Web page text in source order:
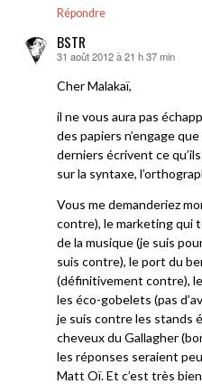
Répondre
BSTR
dit :
31 août 2012 à 21 h 37 min
Cher Malakaï,
il ne vous aura pas
des papiers n’engage
derniers écrivent ce
sur la syntaxe,
Vous me demanderiez
contre), le marketing qui
de la musique (je suis
suis contre), le port du
(définitivement contre),
les éco-gobelets (pas
je suis contre les stands
cheveux du Gallagher
les réponses seraient
Matt Oï. Et c’est très